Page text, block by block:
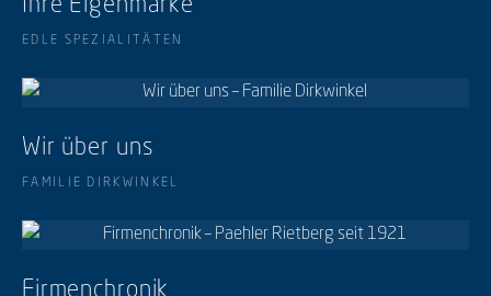
Ihre Eigenmarke
EDLE SPEZIALITÄTEN
Wir über uns
FAMILIE DIRKWINKEL
Firmenchronik